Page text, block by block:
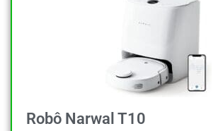
Robô Narwal T10